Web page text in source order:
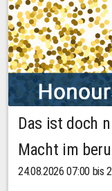
Das ist doch
Macht im
24.08.2026 07:00 bis